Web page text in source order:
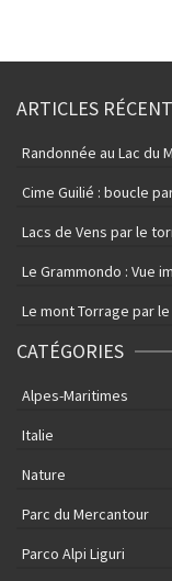
ARTICLES
Randonnée au Lac du
Cime Guilié : boucle
Lacs de Vens par le
Le Grammondo : Vue
Le mont Torrage par
CATÉGORIES
Alpes-Maritimes
Italie
Nature
Parc du Mercantour
Parco Alpi Liguri